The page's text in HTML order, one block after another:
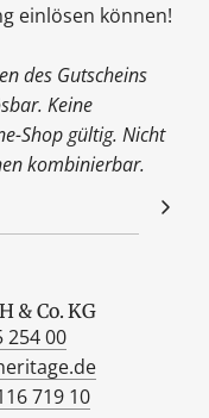
einlösen können!
des Gutscheins
Keine
Shop gültig. Nicht
kombinierbar.
& Co. KG
254 00
719 10